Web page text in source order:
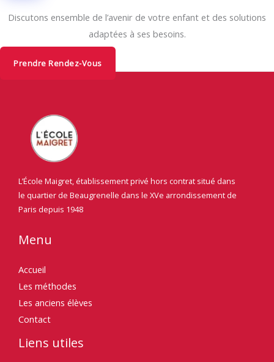
Discutons ensemble de l’avenir de votre enfant et des solutions
adaptées à ses besoins.
Prendre Rendez-Vous
L’École Maigret, établissement privé hors contrat situé dans
le quartier de Beaugrenelle dans le XVe arrondissement de
Paris depuis 1948
Menu
Accueil
Les méthodes
Les anciens élèves
Contact
Liens utiles